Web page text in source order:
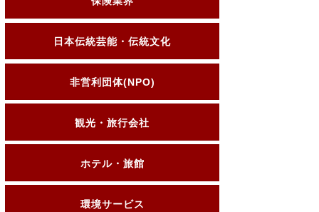
日本伝統芸能・伝統文化
非営利団体(NPO)
観光・旅行会社
ホテル・旅館
環境サービス